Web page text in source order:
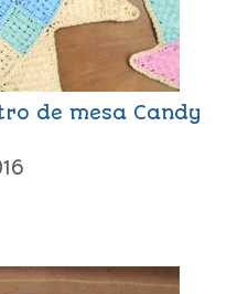
de mesa Candy